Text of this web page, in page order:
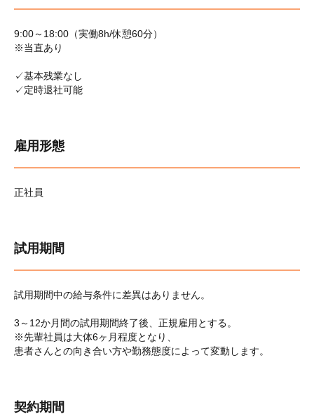
9:00～18:00（実働8h/休憩60分）
※当直あり
✓基本残業なし
✓定時退社可能
雇用形態
正社員
試用期間
試用期間中の給与条件に差異はありません。
3～12か月間の試用期間終了後、正規雇用とする。
※先輩社員は大体6ヶ月程度となり、
患者さんとの向き合い方や勤務態度によって変動します。
契約期間